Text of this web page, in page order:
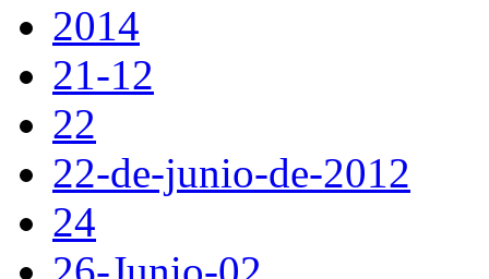
2014
21-12
22
22-de-junio-de-2012
24